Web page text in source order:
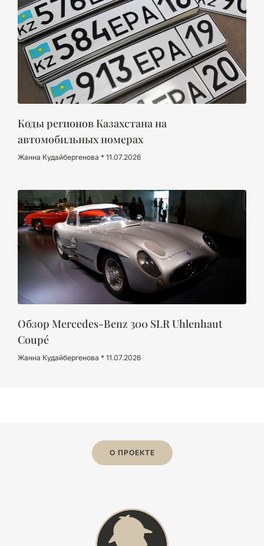
Коды регионов Казахстана на
автомобильных номерах
Жанна Кудайбергенова 11.07.2026
Обзор Mercedes-Benz 300 SLR Uhlenhaut
Coupé
Жанна Кудайбергенова 11.07.2026
О ПРОЕКТЕ